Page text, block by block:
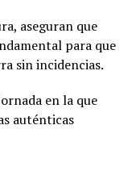
aseguran que
para que
sin incidencias.
en la que
auténticas